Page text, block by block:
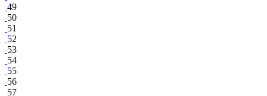
49
50
51
52
53
54
55
56
57